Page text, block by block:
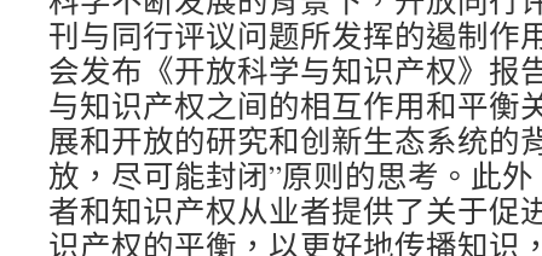
刊与同行评议问题所发挥的遏制作
会发布《开放科学与知识产权》报
与知识产权之间的相互作用和平衡
展和开放的研究和创新生态系统的
放，尽可能封闭”原则的思考。此
者和知识产权从业者提供了关于促
识产权的平衡，以更好地传播知识